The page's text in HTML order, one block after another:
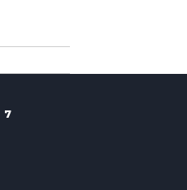
7